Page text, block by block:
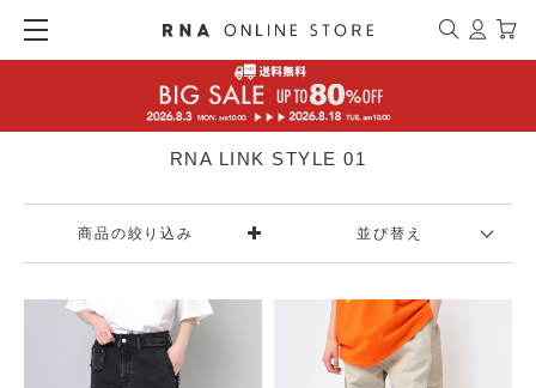
RNA LINK STYLE 01
商品の絞り込み 並び替え